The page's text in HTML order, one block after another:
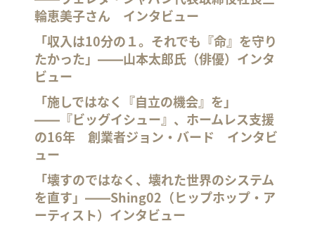
輪恵美子さん インタビュー
「収入は10分の１。それでも『命』を守り
たかった」――山本太郎氏（俳優）インタ
ビュー
「施しではなく『自立の機会』を」
――『ビッグイシュー』、ホームレス支援
の16年 創業者ジョン・バード インタビ
ュー
「壊すのではなく、壊れた世界のシステム
を直す」――Shing02（ヒップホップ・ア
ーティスト）インタビュー